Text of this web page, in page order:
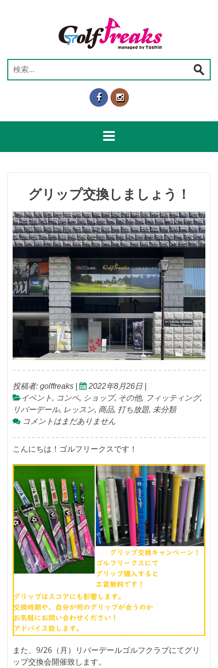
検
索:
グリップ交換しましょう！
投稿者: golffreaks 2022年8月26日
イベント , コンペ, ショップ, その他, フィッティング,
リバーデール, レッスン, 商品, 打ち放題, 未分類
コメントはまだありません
こんにちは！ゴルフリークスです！
また、9/26（月）リバーデールゴルフクラブにてグリ
ップ交換会開催致します。